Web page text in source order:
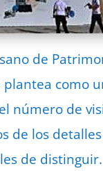
de
como
número de
los
de distinguir.